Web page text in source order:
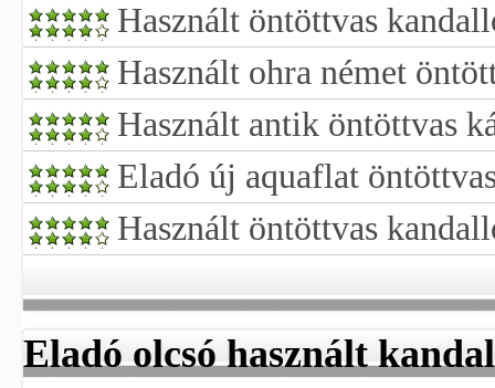
Használt öntöttvas
Használt ohra német
Használt antik öntöttvas
Eladó új aquaflat
Használt öntöttvas
Eladó olcsó használt